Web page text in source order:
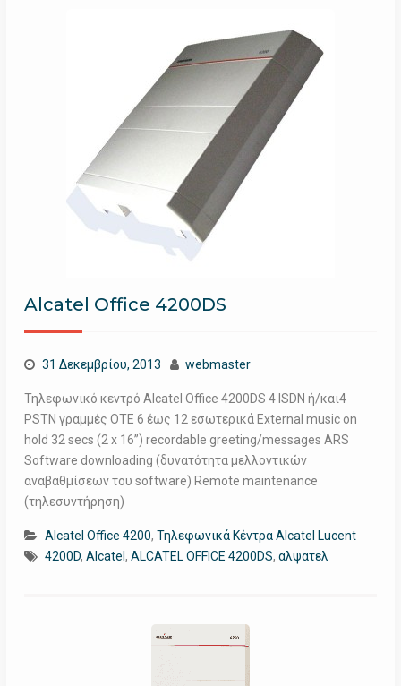
Alcatel Office 4200DS
31 Δεκεμβρίου, 2013 webmaster
Τηλεφωνικό κεντρό Alcatel Office 4200DS 4 ISDN ή/και4
PSTN γραμμές ΟΤΕ 6 έως 12 εσωτερικά External music on
hold 32 secs (2 x 16”) recordable greeting/messages ARS
Software downloading (δυνατότητα μελλοντικών
αναβαθμίσεων του software) Remote maintenance
(τηλεσυντήρηση)
Alcatel Office 4200, Τηλεφωνικά Κέντρα Alcatel Lucent
4200D, Alcatel , ALCATEL OFFICE 4200DS, αλψατελ